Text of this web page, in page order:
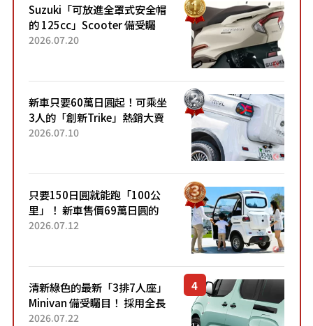
Suzuki「可放進全罩式安全帽
的 125cc」Scooter 備受矚
目！採用全新流線設計與各項
2026.07.20
新車只要60萬日圓起！可乘坐
3人的「創新Trike」熱銷大賣
成為人氣車款！「養車成本真
2026.07.10
只要150日圓就能跑「100公
里」！ 新車售價69萬日圓的
「3人座」Trike大受歡迎！ 順
2026.07.12
清新綠色的最新「3排7人座」
Minivan 備受矚目！ 採用全長
4.7公尺剛剛好的車身尺寸與
2026.07.22